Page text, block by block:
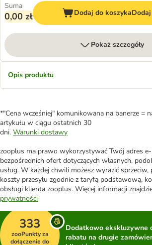
Suma
0,00 zł Dodaj do koszyka
Pokaż szczegóły
Opis produktu
*"Cena wcześniej" komunikowana na banerze =
artykułu w ciągu ostatnich 30
dni. Warunki dostawy
zooplus ma prawo wykorzystywać Twój adres
bezpośrednich ofert dotyczących własnych,
usług. W każdej chwili możesz wyrazić sprzeciw,
koszty przesyłu zgodnie z taryfą podstawową,
obsługi klienta zooplus. Więcej informacji
prywatności
333
zooPunkty za
dołączenie do
Dodatkowo ekskluzywne
rabatu na drugie